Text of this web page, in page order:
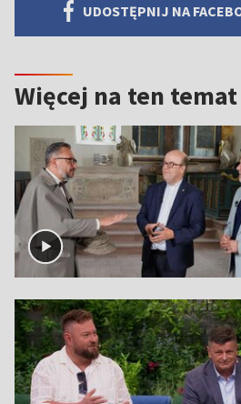
UDOSTĘPNIJ NA
Więcej na ten temat